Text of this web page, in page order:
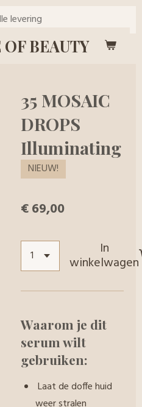
BEAUTY
levering
35 MOSAIC
DROPS
Illuminating
NIEUW!
€ 69,00
In
winkelwagen
Waarom je dit
serum wilt
gebruiken:
Laat de doffe huid